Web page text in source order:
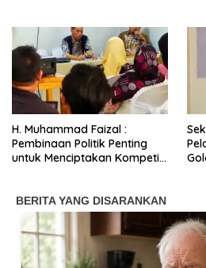
H. Muhammad Faizal :
Pembinaan Politik Penting
untuk Menciptakan Kompetisi